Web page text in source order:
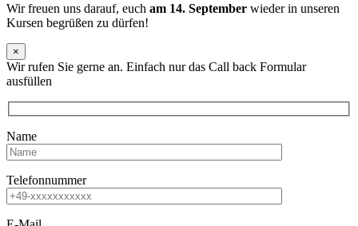
Wir freuen uns darauf, euch am 14. September wieder in unseren
Kursen begrüßen zu dürfen!
×
Wir rufen Sie gerne an. Einfach nur das Call back Formular
ausfüllen
Name
Telefonnummer